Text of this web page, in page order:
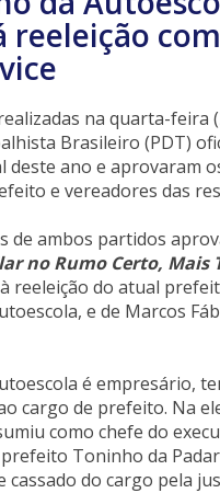
reeleição
na quarta-feira
Brasileiro (PDT)
deste ano e aprovaram
e vereadores das
de ambos partidos
no Rumo Certo, Mais
reeleição do atual
e de Marcos
é empresário,
cargo de prefeito. Na
como chefe do
Toninho da
cassado do cargo pela